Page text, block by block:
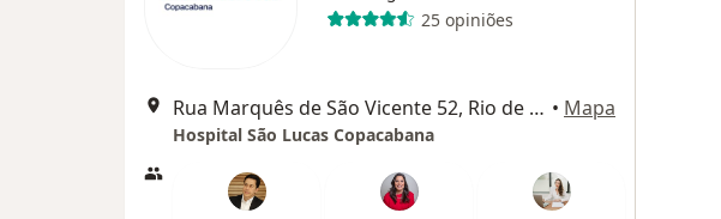
25 opiniões
Rua Marquês de São Vicente 52, Rio de Janeiro • Mapa
Hospital São Lucas Copacabana